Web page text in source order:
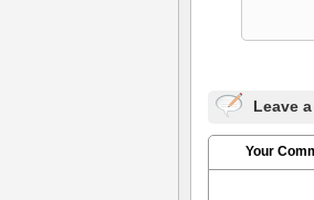
Leave
Your